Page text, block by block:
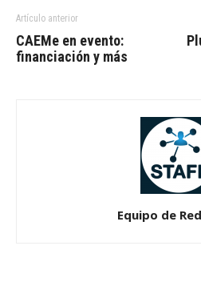
Artículo anterior
CAEMe en evento:
financiación y más
Equipo de